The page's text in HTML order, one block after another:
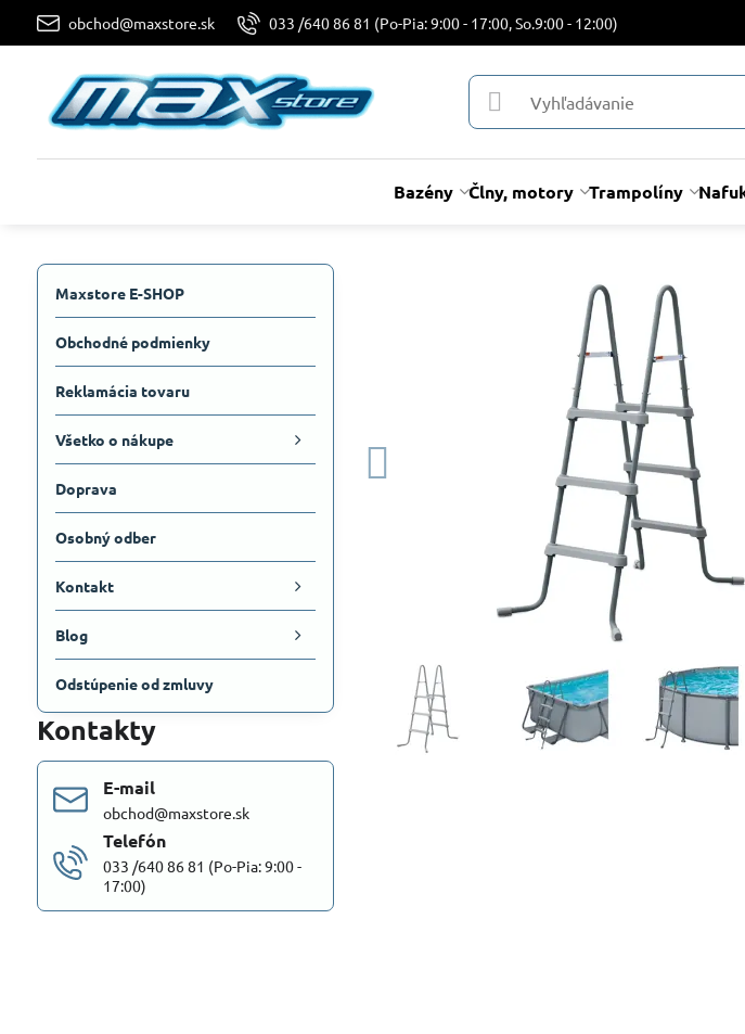
obchod@maxstore.sk 033 /640 86 81 (Po-Pia: 9:00 - 17:00, So.9:00 - 12:00)
Bazény Člny, motory Trampolíny
Maxstore E-SHOP
Obchodné podmienky
Reklamácia tovaru
Všetko o nákupe
Doprava
Osobný odber
Kontakt
Blog
Odstúpenie od zmluvy
Kontakty
E-mail
obchod@maxstore.sk
Telefón
033 /640 86 81 (Po-Pia: 9:00 -
17:00)